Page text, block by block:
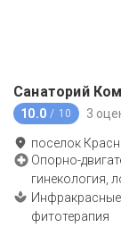
Санаторий
10.0 / 10 3
поселок
Опорно-
гинекология,
Инфракрасные
фитотерапия